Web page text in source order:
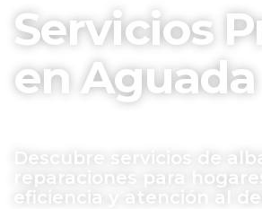
Servicios
en Aguada
Descubre servicios de
reparaciones para
eficiencia y atención al